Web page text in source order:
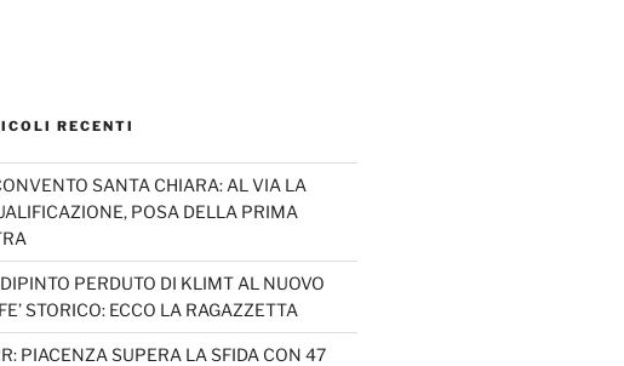
RECENTI
SANTA CHIARA: AL VIA LA
POSA DELLA PRIMA
PERDUTO DI KLIMT AL NUOVO
STORICO: ECCO LA RAGAZZETTA
PIACENZA SUPERA LA SFIDA CON 47